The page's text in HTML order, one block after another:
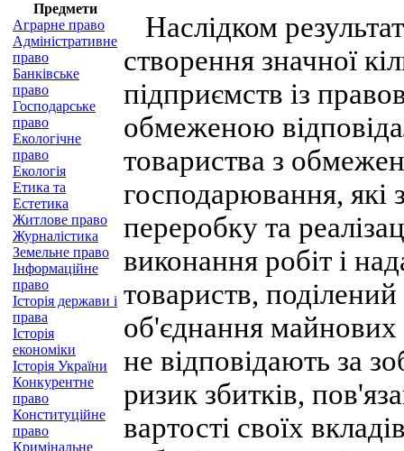
Предмети
Аграрне право
Адміністративне
право
Банківське
право
Господарське
право
Екологічне
право
Екологія
Етика та
Естетика
Житлове право
Журналістика
Земельне право
Інформаційне
право
Історія держави і
права
Історія
економіки
Історія України
Конкурентне
право
Конституційне
право
Кримінальне
Наслідком
створення значної
підприємств із
обмеженою
товариства з
господарювання,
переробку та
виконання робіт і
товариств,
об'єднання майнових
не відповідають за
ризик збитків,
вартості своїх